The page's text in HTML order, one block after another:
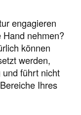
engagieren
nehmen?
können
werden,
führt nicht
Ihres